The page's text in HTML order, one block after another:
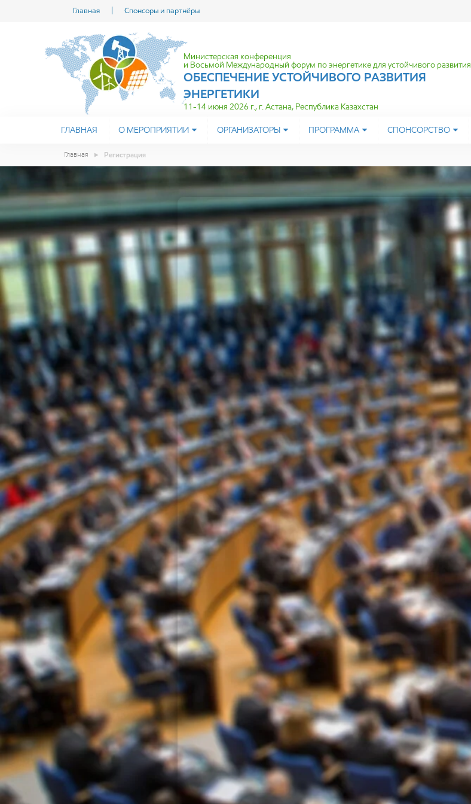
Главная Спонсоры и партнёры
Министерская конференция
и Восьмой Международный форум по энергетике для устойчивого развития
ОБЕСПЕЧЕНИЕ УСТОЙЧИВОГО РАЗВИТИЯ
ЭНЕРГЕТИКИ
11-14 июня 2026 г., г. Астана, Республика Казахстан
ГЛАВНАЯ О МЕРОПРИЯТИИ ОРГАНИЗАТОРЫ ПРОГРАММА СПОНСОРСТВО
Главная
Регистрация